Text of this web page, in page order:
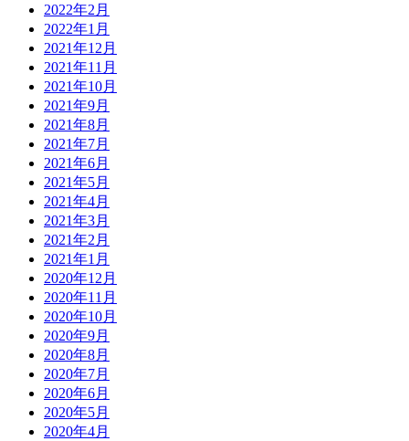
2022年2月
2022年1月
2021年12月
2021年11月
2021年10月
2021年9月
2021年8月
2021年7月
2021年6月
2021年5月
2021年4月
2021年3月
2021年2月
2021年1月
2020年12月
2020年11月
2020年10月
2020年9月
2020年8月
2020年7月
2020年6月
2020年5月
2020年4月